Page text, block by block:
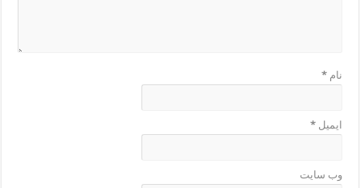
نام*
ایمیل*
وب‌ سایت